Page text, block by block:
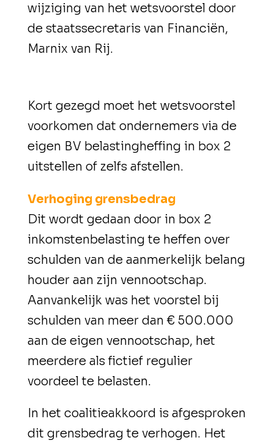
wijziging van het wetsvoorstel door
de staatssecretaris van Financiën,
Marnix van Rij.
Kort gezegd moet het wetsvoorstel
voorkomen dat ondernemers via de
eigen BV belastingheffing in box 2
uitstellen of zelfs afstellen.
Verhoging grensbedrag
Dit wordt gedaan door in box 2
inkomstenbelasting te heffen over
schulden van de aanmerkelijk belang
houder aan zijn vennootschap.
Aanvankelijk was het voorstel bij
schulden van meer dan € 500.000
aan de eigen vennootschap, het
meerdere als fictief regulier
voordeel te belasten.
In het coalitieakkoord is afgesproken
dit grensbedrag te verhogen. Het